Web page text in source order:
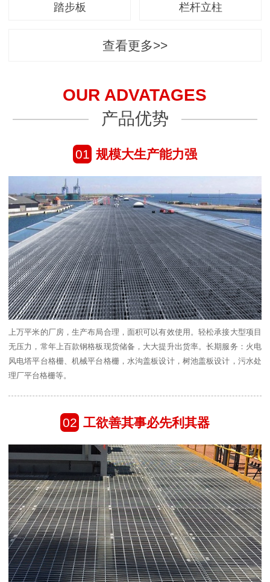
踏步板 栏杆立柱
查看更多>>
OUR ADVATAGES
产品优势
01 规模大生产能力强
上万平米的厂房，生产布局合理，面积可以有效使用。轻松承接大型项目
无压力，常年上百款钢格板现货储备，大大提升出货率。长期服务：火电
风电塔平台格栅、机械平台格栅，水沟盖板设计，树池盖板设计，污水处
理厂平台格栅等。
02 工欲善其事必先利其器